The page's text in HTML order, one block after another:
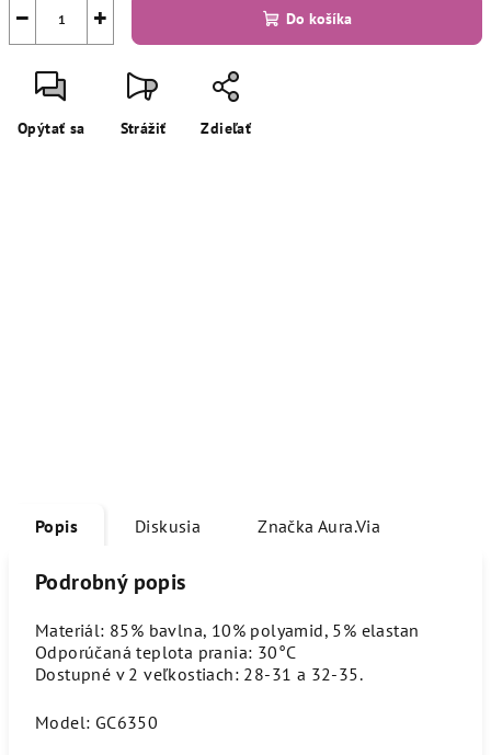
+
− Do košíka
Opýtať sa Strážiť Zdieľať
Popis Diskusia Značka Aura.Via
Podrobný popis
Materiál: 85% bavlna, 10% polyamid, 5% elastan
Odporúčaná teplota prania: 30°C
Dostupné v 2 veľkostiach: 28-31 a 32-35.
Model: GC6350